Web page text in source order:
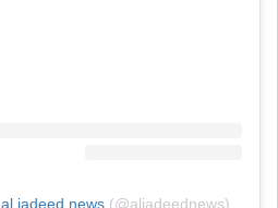
al jadeed news(@aljadeednews)